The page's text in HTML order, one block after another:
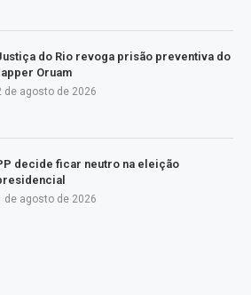
do Rio revoga prisão preventiva do
Oruam
de agosto de 2026
decide ficar neutro na eleição
de agosto de 2026